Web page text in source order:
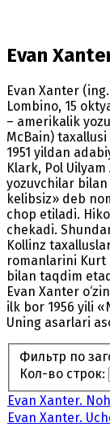
Evan
Evan Xanter
Lombino, 15
– amerikalik
McBain)
1951 yildan
Klark, Pol
yozuvchilar
kelibsiz» deb
chop etiladi.
chekadi.
Kollinz
romanlarini Kurt
bilan taqdim
Evan Xanter
ilk bor 1956 yili
Uning asarlari
Фильтр по
Кол-во строк:
Evan Xanter.
Evan Xanter.